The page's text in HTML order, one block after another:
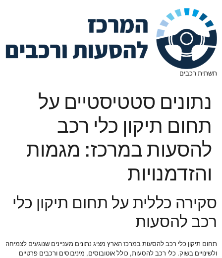
תשתית רכבים
נתונים סטטיסטיים על
תחום תיקון כלי רכב
להסעות במרכז: מגמות
והזדמנויות
סקירה כללית על תחום תיקון כלי
רכב להסעות
תחום תיקון כלי רכב להסעות במרכז הארץ מציג נתונים מעניינים שנוגעים לצמיחה
ולשינויים בשוק. כלי רכב להסעות, כולל אוטובוסים, מיניבוסים ורכבים פרטיים